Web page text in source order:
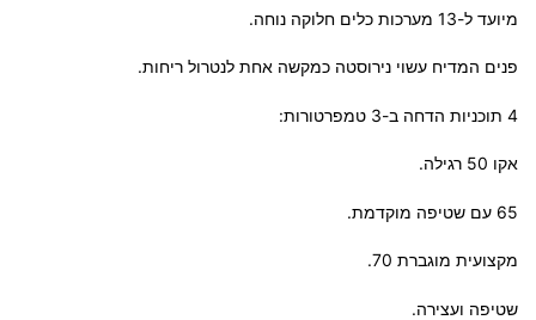
מיועד ל-13 מערכות כלים חלוקה נוחה.
פנים המדיח עשוי נירוסטה כמקשה אחת לנטרול ריחות.
4 תוכניות הדחה ב-3 טמפרטורות:
אקו 50 רגילה.
65 עם שטיפה מוקדמת.
מקצועית מוגברת 70.
שטיפה ועצירה.